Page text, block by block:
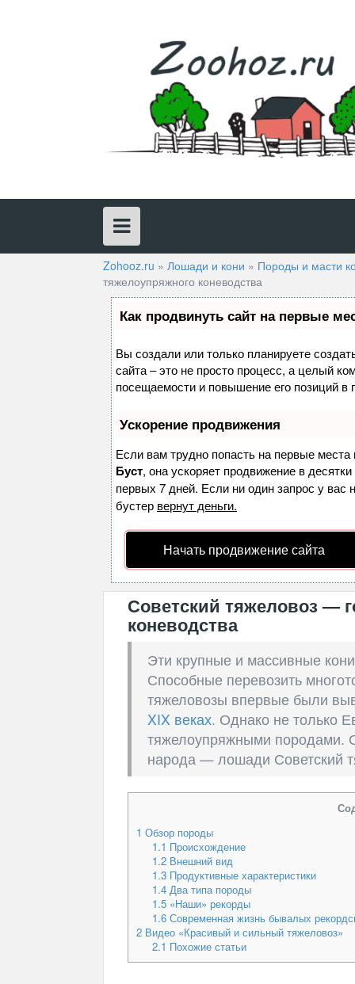
Zohooz.ru » Лошади и кони » Породы и масти
тяжелоупряжного коневодства
Как продвинуть сайт на первые
Вы создали или только планируете
сайта – это не просто процесс, а целый
посещаемости и повышение его позиций в
Ускорение продвижения
Если вам трудно попасть на первые
Буст, она ускоряет продвижение в
первых 7 дней. Если ни один запрос у вас
бустер вернут деньги.
Начать продвижение сайта
Советский тяжеловоз —
коневодства
Эти крупные и массивные
Способные перевозить
тяжеловозы впервые были
XIX веках. Однако не только
тяжелоупряжными породами.
народа — лошади Советский
1 Обзор породы
1.1 Происхождение
1.2Внешний вид
1.3Продуктивные характеристики
1.4Два типа породы
1.5«Наши» рекорды
1.6Современная жизнь бывалых
2 Видео «Красивый и сильный тяжеловоз»
2.1 Похожие статьи